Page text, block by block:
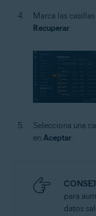
Marca las
Recuperar
Selecciona una
en Aceptar.
para
datos